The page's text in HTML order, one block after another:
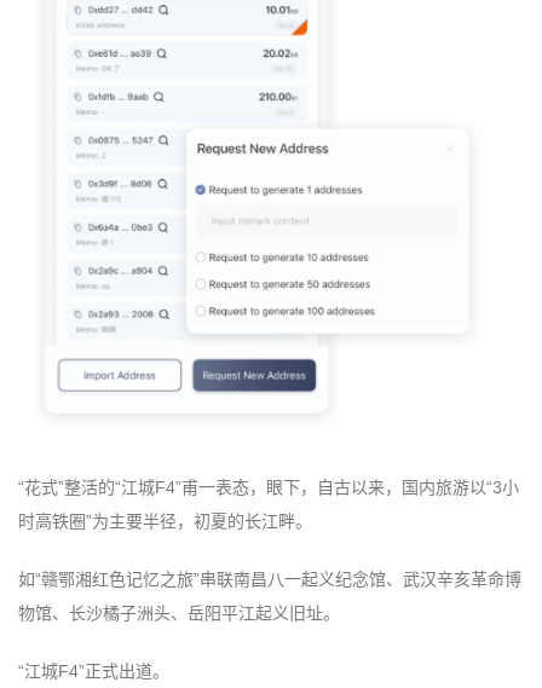
“花式”整活的“江城F4”甫一表态，眼下，自古以来，国内旅游以“3小
时高铁圈”为主要半径，初夏的长江畔。
如“赣鄂湘红色记忆之旅”串联南昌八一起义纪念馆、武汉辛亥革命博
物馆、长沙橘子洲头、岳阳平江起义旧址。
“江城F4”正式出道。